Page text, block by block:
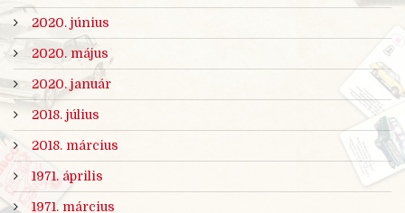
2020. június
2020. május
2020. január
2018. július
2018. március
1971. április
1971. március